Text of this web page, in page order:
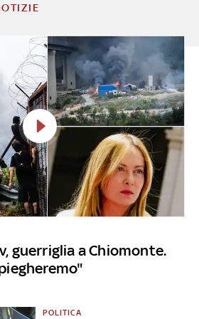
guerriglia a Chiomonte.
POLITICA